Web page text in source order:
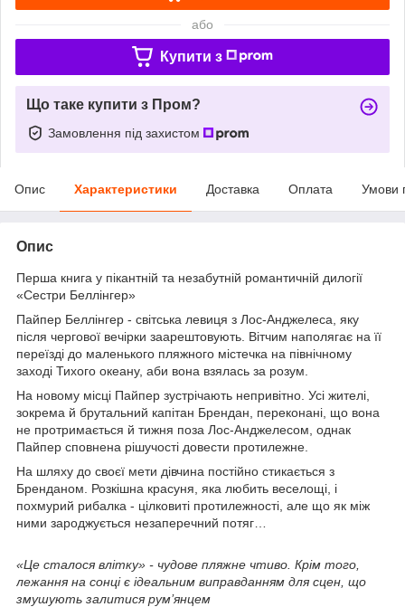
або
Купити з
Що таке купити з Пром?
Замовлення під захистом
Опис Характеристики Доставка Оплата Умови
Опис
Перша книга у пікантній та незабутній романтичній дилогії
«Сестри Беллінгер»
Пайпер Беллінгер - світська левиця з Лос-Анджелеса, яку
після чергової вечірки заарештовують. Вітчим наполягає на її
переїзді до маленького пляжного містечка на північному
заході Тихого океану, аби вона взялась за розум.
На новому місці Пайпер зустрічають непривітно. Усі жителі,
зокрема й брутальний капітан Брендан, переконані, що вона
не протримається й тижня поза Лос-Анджелесом, однак
Пайпер сповнена рішучості довести протилежне.
На шляху до своєї мети дівчина постійно стикається з
Бренданом. Розкішна красуня, яка любить веселощі, і
похмурий рибалка - цілковиті протилежності, але що як між
ними зароджується незаперечний потяг…
«Це сталося влітку» - чудове пляжне чтиво. Крім того,
лежання на сонці є ідеальним виправданням для сцен, що
змушують залитися рум’янцем